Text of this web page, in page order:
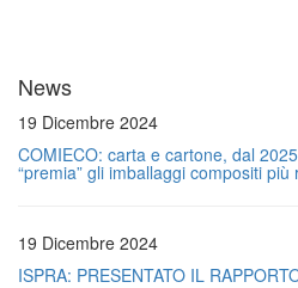
News
19 Dicembre 2024
COMIECO: carta e cartone, dal
“premia” gli imballaggi compositi più
19 Dicembre 2024
ISPRA: PRESENTATO IL